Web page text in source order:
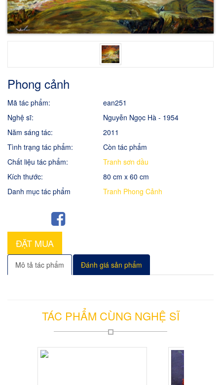
Phong cảnh
Mã tác phẩm:
ean251
Nghệ sĩ:
Nguyễn Ngọc Hà - 1954
Năm sáng tác:
2011
Tình trạng tác phẩm:
Còn tác phẩm
Chất liệu tác phẩm:
Tranh sơn dầu
Kích thước:
80 cm x 60 cm
Danh mục tác phẩm
Tranh Phong Cảnh
ĐẶT MUA
Mô tả tác phẩm Đánh giá sản phẩm
TÁC PHẨM CÙNG NGHỆ SĨ